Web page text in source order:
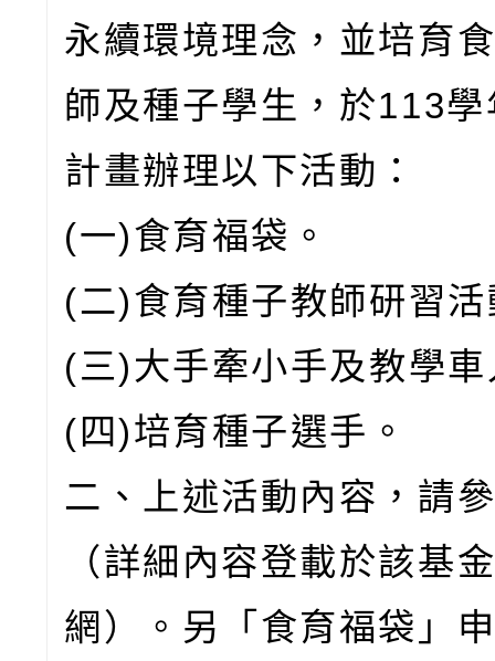
永續環境理念，並培育
師及種子學生，於113
計畫辦理以下活動：
(一)食育福袋。
(二)食育種子教師研習
(三)大手牽小手及教學
(四)培育種子選手。
二、上述活動內容，請
（詳細內容登載於該基
網）。另「食育福袋」